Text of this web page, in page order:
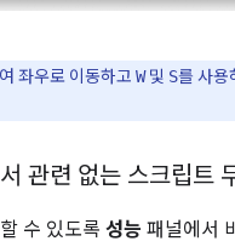
좌우로 이동하고 W및 S를 사용
관련 없는 스크립트
수 있도록 성능 패널에서